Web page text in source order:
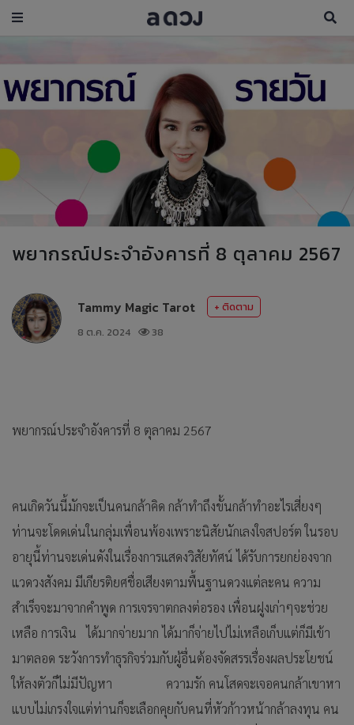
พยากรณ์ประจำอังคารที่ 8 ตุลาคม 2567
Tammy Magic Tarot
+ ติดตาม
8 ต.ค. 2024
38
พยากรณ์ประจำอังคารที่ 8 ตุลาคม 2567
คนเกิดวันนี้มักจะเป็นคนกล้าคิด กล้าทำถึงขั้นกล้าทำอะไรเสี่ยงๆ
ท่านจะโดดเด่นในกลุ่มเพื่อนพ้องเพราะนิสัยนักเลงใจสปอร์ต ในรอบ
อายุนี้ท่านจะเด่นดังในเรื่องการแสดงวิสัยทัศน์ ได้รับการยกย่องจาก
แวดวงสังคม มีเกียรติยศชื่อเสียงตามพื้นฐานดวงแต่ละคน ความ
สำเร็จจะมาจากคำพูด การเจรจาตกลงต่อรอง เพื่อนฝูงเก่าๆจะช่วย
เหลือ การเงิน ได้มากจ่ายมาก ได้มาก็จ่ายไปไม่เหลือเก็บแต่ก็มีเข้า
มาตลอด ระวังการทำธุรกิจร่วมกับผู้อื่นต้องจัดสรรเรื่องผลประโยชน์
ให้ลงตัวก็ไม่มีปัญหา ความรัก คนโสดจะเจอคนกล้าเขาหา
แบบไม่เกรงใจแต่ท่านก็จะเลือกคุยกับคนที่หัวก้าวหน้ากล้าลงทุน คน